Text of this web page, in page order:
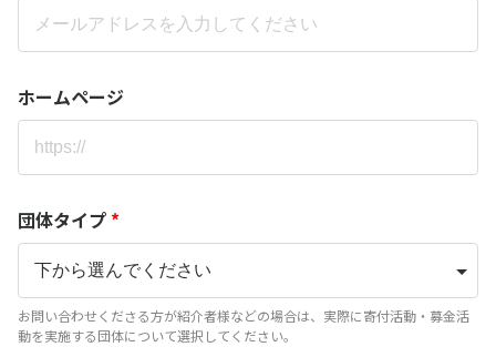
ホームページ
団体タイプ *
お問い合わせくださる方が紹介者様などの場合は、実際に寄付活動・募金活
動を実施する団体について選択してください。